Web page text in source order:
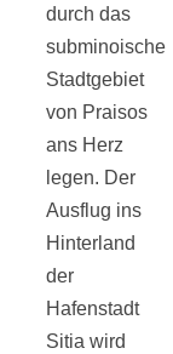
durch das
subminoische
Stadtgebiet
von Praisos
ans Herz
legen. Der
Ausflug ins
Hinterland
der
Hafenstadt
Sitia wird